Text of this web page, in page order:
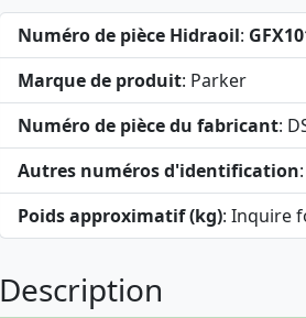
Numéro de pièce Hidraoil:
Marque de produit: Parker
Numéro de pièce du fabricant:
Autres numéros d'identification
Poids approximatif (kg): Inquire
Description